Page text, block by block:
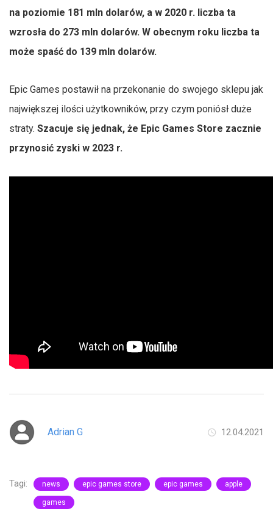
na poziomie 181 mln dolarów, a w 2020 r. liczba ta
wzrosła do 273 mln dolarów. W obecnym roku liczba ta
może spaść do 139 mln dolarów.
Epic Games postawił na przekonanie do swojego sklepu jak
największej ilości użytkowników, przy czym poniósł duże
straty. Szacuje się jednak, że Epic Games Store zacznie
przynosić zyski w 2023 r.
Adrian G 12.04.2021
Tagi: news epic games store epic games apple
games